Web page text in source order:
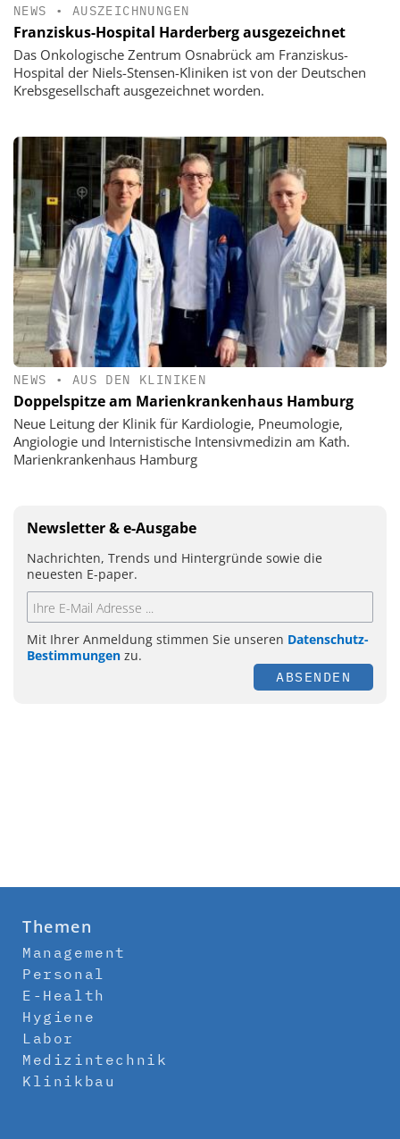
NEWS • AUSZEICHNUNGEN
Franziskus-Hospital Harderberg ausgezeichnet
Das Onkologische Zentrum Osnabrück am Franziskus-
Hospital der Niels-Stensen-Kliniken ist von der Deutschen
Krebsgesellschaft ausgezeichnet worden.
NEWS • AUS DEN KLINIKEN
Doppelspitze am Marienkrankenhaus Hamburg
Neue Leitung der Klinik für Kardiologie, Pneumologie,
Angiologie und Internistische Intensivmedizin am Kath.
Marienkrankenhaus Hamburg
Newsletter & e-Ausgabe
Nachrichten, Trends und Hintergründe sowie die
neuesten E-paper.
Mit Ihrer Anmeldung stimmen Sie unseren Datenschutz-
Bestimmungen zu.
ABSENDEN
Themen
Management
Personal
E-Health
Hygiene
Labor
Medizintechnik
Klinikbau